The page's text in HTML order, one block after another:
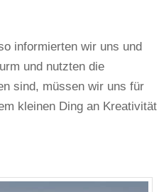
informierten wir uns und
und nutzten die
sind, müssen wir uns für
kleinen Ding an Kreativität